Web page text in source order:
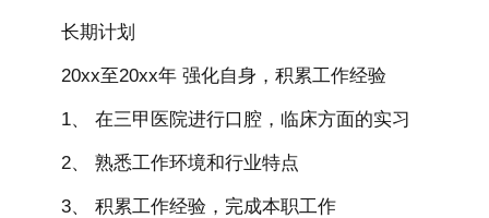
长期计划
20xx至20xx年 强化自身，积累工作经验
1、 在三甲医院进行口腔，临床方面的实习
2、 熟悉工作环境和行业特点
3、 积累工作经验，完成本职工作